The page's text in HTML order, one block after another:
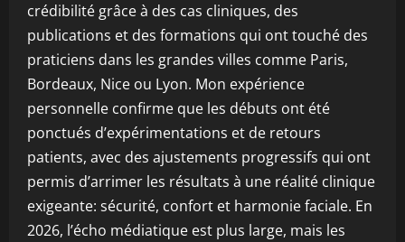
crédibilité grâce à des cas cliniques, des
publications et des formations qui ont touché des
praticiens dans les grandes villes comme Paris,
Bordeaux, Nice ou Lyon. Mon expérience
personnelle confirme que les débuts ont été
ponctués d’expérimentations et de retours
patients, avec des ajustements progressifs qui ont
permis d’arrimer les résultats à une réalité clinique
exigeante: sécurité, confort et harmonie faciale. En
2026, l’écho médiatique est plus large, mais les